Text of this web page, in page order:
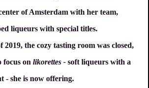
of Amsterdam with her team,
liqueurs with special titles.
2019, the cozy tasting room was closed,
focus on likorettes - soft liqueurs with a
- she is now offering.